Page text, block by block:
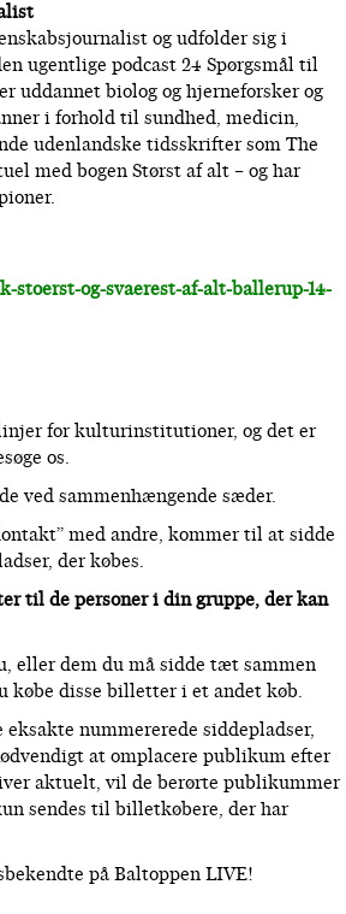
og udfolder sig i
ugentlige podcast 24 Spørgsmål til
uddannet biolog og hjerneforsker og
i forhold til sundhed, medicin,
udenlandske tidsskrifter som The
med bogen Størst af alt – og har
og-svaerest-af-alt-ballerup-14-
for kulturinstitutioner, og det er
os.
ved sammenhængende sæder.
med andre, kommer til at sidde
der købes.
til de personer i din gruppe, der kan
eller dem du må sidde tæt sammen
købe disse billetter i et andet køb.
nummererede siddepladser,
at omplacere publikum efter
aktuelt, vil de berørte publikummer
sendes til billetkøbere, der har
på Baltoppen LIVE!